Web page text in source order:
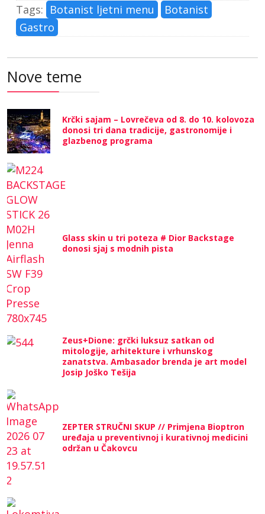
Tags: Botanist ljetni menu
Botanist
Gastro
Nove teme
Krčki sajam – Lovrečeva od 8. do 10. kolovoza
donosi tri dana tradicije, gastronomije i
glazbenog programa
Glass skin u tri poteza # Dior Backstage
donosi sjaj s modnih pista
Zeus+Dione: grčki luksuz satkan od
mitologije, arhitekture i vrhunskog
zanatstva. Ambasador brenda je art model
Josip Joško Tešija
ZEPTER STRUČNI SKUP // Primjena Bioptron
uređaja u preventivnoj i kurativnoj medicini
održan u Čakovcu